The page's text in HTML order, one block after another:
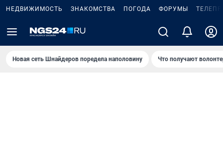
НЕДВИЖИМОСТЬ ЗНАКОМСТВА ПОГОДА ФОРУМЫ
Новая сеть Шнайдеров поредела наполовину Что получают